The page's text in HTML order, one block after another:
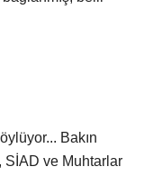
Bakın
ve Muhtarlar